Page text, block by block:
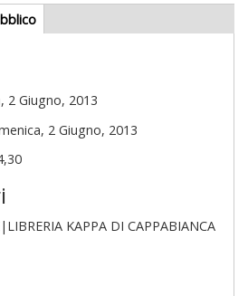
(scheda
attiva)
2 Giugno, 2013
2 Giugno, 2013
KAPPA DI CAPPABIANCA